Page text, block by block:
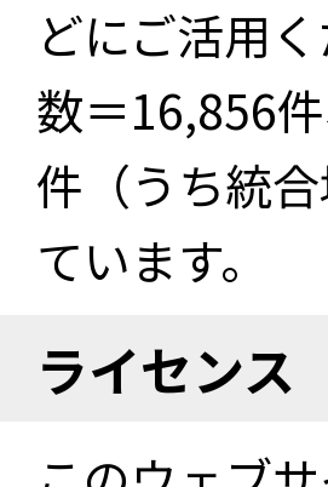
どにご活用
数＝16,856
件（うち統
ています。
ライセンス